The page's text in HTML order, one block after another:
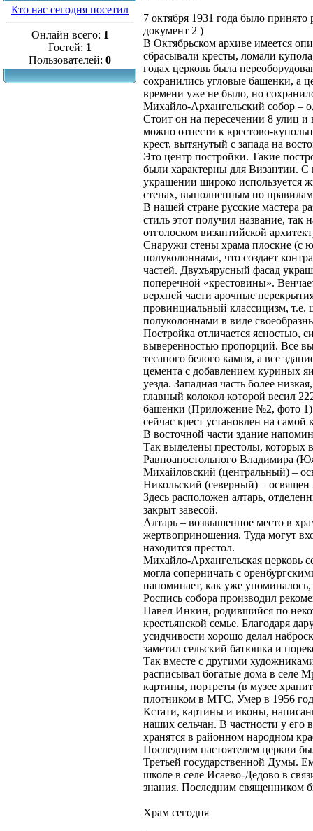
Кто нас сегодня посетил
Онлайн всего: 1
Гостей: 1
Пользователей: 0
7 октября 1931 года было
документ 2 )
В Октябрьском архиве имеется
сбрасывали кресты, ломали
годах церковь была
сохранились угловые башенки, а
времени уже не было, но
Михайло-Архангельский собор –
Стоит он на пересечении 8 улиц
можно отнести к крестово-
крест, вытянутый с запада на
Это центр постройки. Такие
были характерны для Византии.
украшении широко используется
стенах, выполненным по
В нашей стране русские мастера
стиль этот получил название, так
отголоском византийской
Снаружи стены храма плоские (с
полуколоннами, что создает
частей. Двухъярусный фасад
поперечной «крестовины».
верхней части арочные
провинциальный классицизм,
полуколоннами в виде
Постройка отличается ясностью,
выверенностью пропорций. Все
тесаного белого камня, а все
цемента с добавлением куриных
уезда. Западная часть более
главный колокол которой весил
башенки (Приложение №2, фото 1)
сейчас крест установлен на
В восточной части здание
Так выделены престолы, которых
Равноапостольного Владимира
Михайловский (центральный) –
Никольский (северный) – освящен
Здесь расположен алтарь,
закрыт завесой.
Алтарь – возвышенное место в
жертвоприношения. Туда могут
находится престол.
Михайло-Архангельская церковь
могла соперничать с
напоминает, как уже
Роспись собора производил
Павел Инкин, родившийся по
крестьянской семье. Благодаря
усидчивости хорошо делал
заметил сельский батюшка и
Так вместе с другими
расписывал богатые дома в селе
картины, портреты (в музее
плотником в МТС. Умер в 1956
Кстати, картины и иконы,
наших сельчан. В частности у
хранятся в районном народном
Последним настоятелем церкви
Третьей государственной Думы.
школе в селе Исаево-Дедово в
знания. Последним священником
Храм сегодня